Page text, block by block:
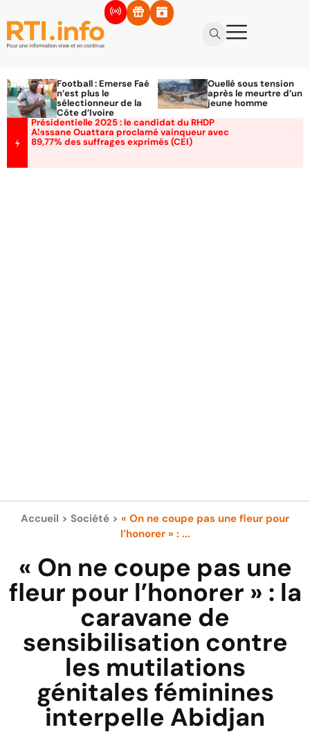
Football : Emerse Faé
n’est plus le
sélectionneur de la
Côte d’Ivoire
Ouellé sous tension
après le meurtre d’un
jeune homme
Présidentielle 2025 : le candidat du RHDP
Alassane Ouattara proclamé vainqueur avec
89,77% des suffrages exprimés (CEI)
Accueil > Société > « On ne coupe pas une fleur pour
l’honorer » : ...
« On ne coupe pas une
fleur pour l’honorer » : la
caravane de
sensibilisation contre
les mutilations
génitales féminines
interpelle Abidjan